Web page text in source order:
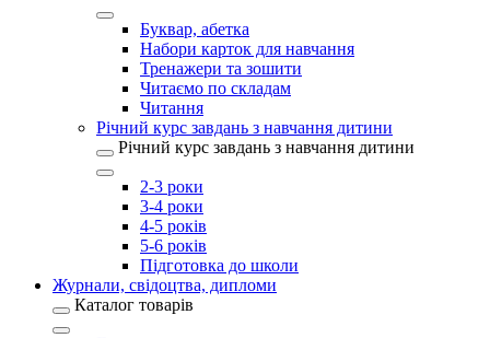
Буквар, абетка
Набори карток для навчання
Тренажери та зошити
Читаємо по складам
Читання
Річний курс завдань з навчання дитини
Річний курс завдань з навчання дитини
2-3 роки
3-4 роки
4-5 років
5-6 років
Підготовка до школи
Журнали, свідоцтва, дипломи
Каталог товарів